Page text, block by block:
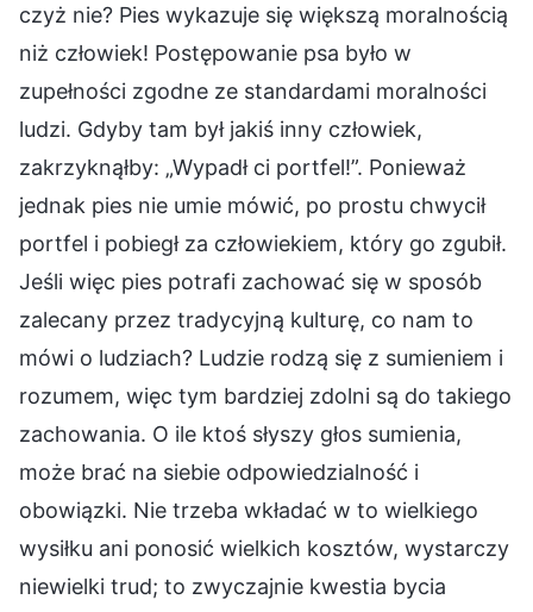
czyż nie? Pies wykazuje się większą moralnością
niż człowiek! Postępowanie psa było w
zupełności zgodne ze standardami moralności
ludzi. Gdyby tam był jakiś inny człowiek,
zakrzyknąłby: „Wypadł ci portfel!”. Ponieważ
jednak pies nie umie mówić, po prostu chwycił
portfel i pobiegł za człowiekiem, który go zgubił.
Jeśli więc pies potrafi zachować się w sposób
zalecany przez tradycyjną kulturę, co nam to
mówi o ludziach? Ludzie rodzą się z sumieniem i
rozumem, więc tym bardziej zdolni są do takiego
zachowania. O ile ktoś słyszy głos sumienia,
może brać na siebie odpowiedzialność i
obowiązki. Nie trzeba wkładać w to wielkiego
wysiłku ani ponosić wielkich kosztów, wystarczy
niewielki trud; to zwyczajnie kwestia bycia